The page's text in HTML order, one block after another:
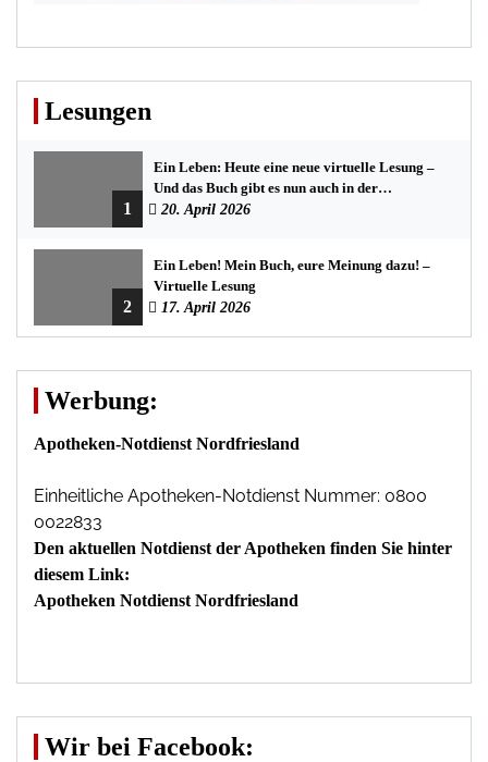
Lesungen
1
Ein Leben: Heute eine neue virtuelle Lesung –
Und das Buch gibt es nun auch in der
Bredstedter Stadtbuchhandlung
20. April 2026
2
Ein Leben! Mein Buch, eure Meinung dazu! –
Virtuelle Lesung
17. April 2026
Werbung:
Apotheken-Notdienst Nordfriesland
Einheitliche Apotheken-Notdienst Nummer: 0800
0022833
Den aktuellen Notdienst der Apotheken finden Sie hinter
diesem Link:
Apotheken Notdienst Nordfriesland
Wir bei Facebook: